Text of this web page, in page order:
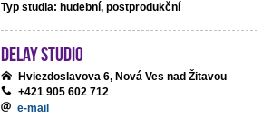
Typ studia: hudební, postprodukční
DeLay studio
Hviezdoslavova 6, Nová Ves nad Žitavou
+421 905 602 712
e-mail